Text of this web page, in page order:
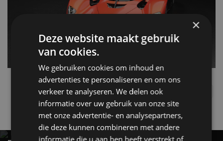
Aston Martin Hyper Sport Le Mans Peugeot
Gerelateerde berichten
×
Deze website maakt gebruik
van cookies.
We gebruiken cookies om inhoud en
advertenties te personaliseren en om ons
verkeer te analyseren. We delen ook
informatie over uw gebruik van onze site
met onze advertentie- en analysepartners,
die deze kunnen combineren met andere
informatie die u aan hen heeft verstrekt of